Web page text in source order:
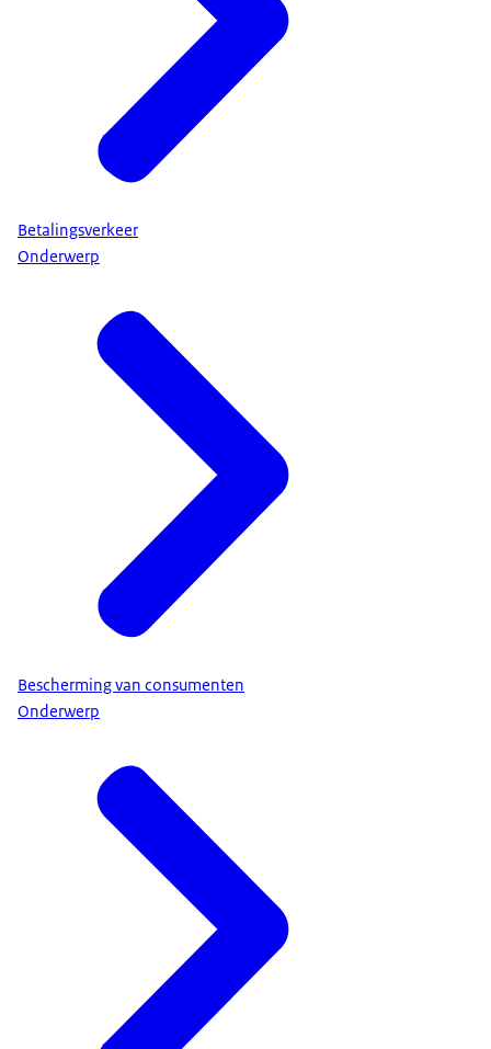
Betalingsverkeer
Onderwerp
Bescherming van consumenten
Onderwerp